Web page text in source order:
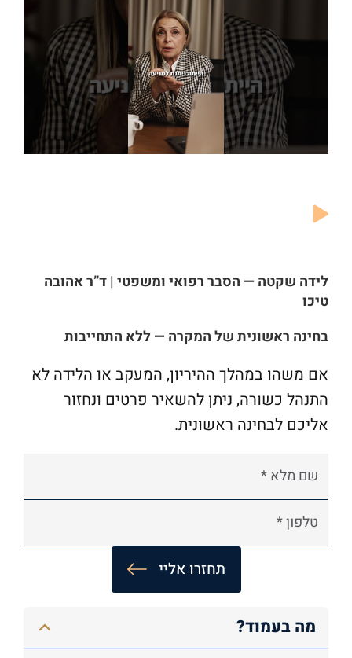
לידה שקטה — הסבר רפואי ומשפטי | ד”ר אהובה
טיכו
בחינה ראשונית של המקרה — ללא התחייבות
אם משהו במהלך ההיריון, המעקב או הלידה לא
התנהל כשורה, ניתן להשאיר פרטים ונחזור
אליכם לבחינה ראשונית.
מה בעמוד?